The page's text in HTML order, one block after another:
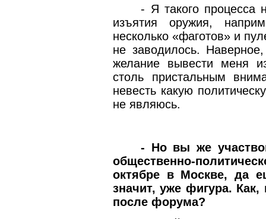
- Я такого процесса
изъятия оружия,
несколько «фаготов» и
не заводилось.
желание вывести меня
столь пристальным
невесть какую
не являюсь.
- Но вы же
общественно-
октябре в Москве, да
значит, уже фигура. Как,
после форума?